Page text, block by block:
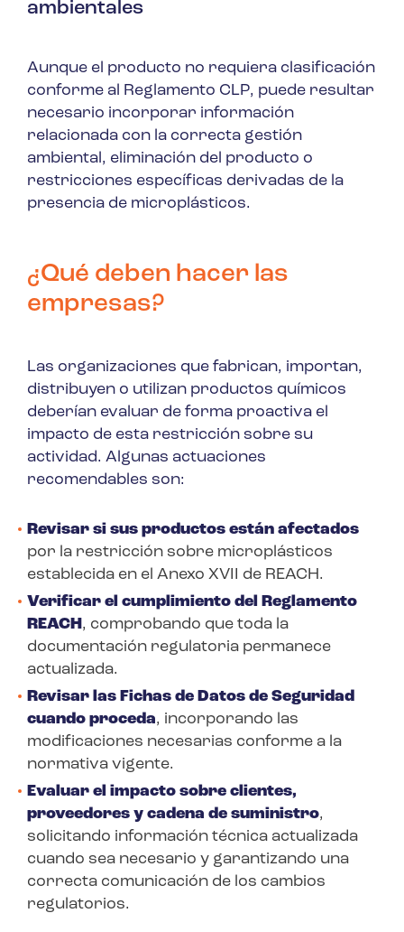
ambientales
Aunque el producto no requiera clasificación
conforme al Reglamento CLP, puede resultar
necesario incorporar información
relacionada con la correcta gestión
ambiental, eliminación del producto o
restricciones específicas derivadas de la
presencia de microplásticos.
¿Qué deben hacer las
empresas?
Las organizaciones que fabrican, importan,
distribuyen o utilizan productos químicos
deberían evaluar de forma proactiva el
impacto de esta restricción sobre su
actividad. Algunas actuaciones
recomendables son:
Revisar si sus productos están afectados
por la restricción sobre microplásticos
establecida en el Anexo XVII de REACH.
Verificar el cumplimiento del Reglamento
REACH , comprobando que toda la
documentación regulatoria permanece
actualizada.
Revisar las Fichas de Datos de Seguridad
cuando proceda, incorporando las
modificaciones necesarias conforme a la
normativa vigente.
Evaluar el impacto sobre clientes,
proveedores y cadena de suministro,
solicitando información técnica actualizada
cuando sea necesario y garantizando una
correcta comunicación de los cambios
regulatorios.